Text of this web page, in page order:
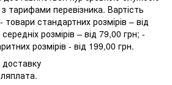
тарифами перевізника. Вартість
товари стандартних розмірів – від
розмірів – від 79,00 грн; -
розмірів - від 199,00 грн.
доставку